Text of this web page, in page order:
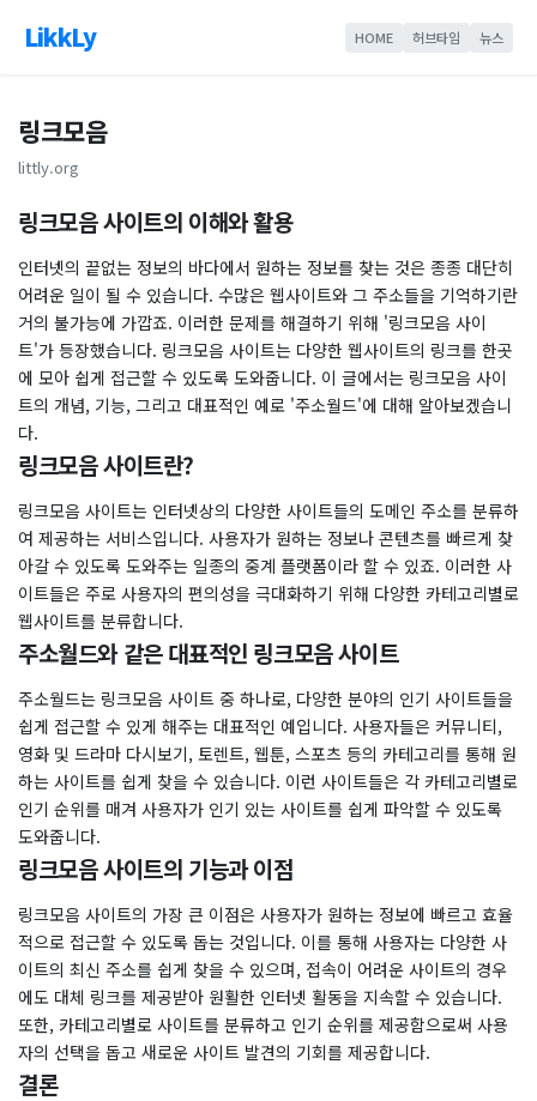
LikkLy HOME 허브타임 뉴스
링크모음
littly.org
링크모음 사이트의 이해와 활용
인터넷의 끝없는 정보의 바다에서 원하는 정보를 찾는 것은 종종 대단히
어려운 일이 될 수 있습니다. 수많은 웹사이트와 그 주소들을 기억하기란
거의 불가능에 가깝죠. 이러한 문제를 해결하기 위해 '링크모음 사이
트'가 등장했습니다. 링크모음 사이트는 다양한 웹사이트의 링크를 한곳
에 모아 쉽게 접근할 수 있도록 도와줍니다. 이 글에서는 링크모음 사이
트의 개념, 기능, 그리고 대표적인 예로 '주소월드'에 대해 알아보겠습니
다.
링크모음 사이트란?
링크모음 사이트는 인터넷상의 다양한 사이트들의 도메인 주소를 분류하
여 제공하는 서비스입니다. 사용자가 원하는 정보나 콘텐츠를 빠르게 찾
아갈 수 있도록 도와주는 일종의 중계 플랫폼이라 할 수 있죠. 이러한 사
이트들은 주로 사용자의 편의성을 극대화하기 위해 다양한 카테고리별로
웹사이트를 분류합니다.
주소월드와 같은 대표적인 링크모음 사이트
주소월드는 링크모음 사이트 중 하나로, 다양한 분야의 인기 사이트들을
쉽게 접근할 수 있게 해주는 대표적인 예입니다. 사용자들은 커뮤니티,
영화 및 드라마 다시보기, 토렌트, 웹툰, 스포츠 등의 카테고리를 통해 원
하는 사이트를 쉽게 찾을 수 있습니다. 이런 사이트들은 각 카테고리별로
인기 순위를 매겨 사용자가 인기 있는 사이트를 쉽게 파악할 수 있도록
도와줍니다.
링크모음 사이트의 기능과 이점
링크모음 사이트의 가장 큰 이점은 사용자가 원하는 정보에 빠르고 효율
적으로 접근할 수 있도록 돕는 것입니다. 이를 통해 사용자는 다양한 사
이트의 최신 주소를 쉽게 찾을 수 있으며, 접속이 어려운 사이트의 경우
에도 대체 링크를 제공받아 원활한 인터넷 활동을 지속할 수 있습니다.
또한, 카테고리별로 사이트를 분류하고 인기 순위를 제공함으로써 사용
자의 선택을 돕고 새로운 사이트 발견의 기회를 제공합니다.
결론